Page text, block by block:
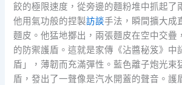
餃的極限速度，從旁邊的麵粉堆中抓起了
他用氣功般的捏製訪談手法，瞬間擴大成
麵皮。他猛地擲出，兩張麵皮在空中交疊
的防禦護盾。這就是家傳《沾醬秘笈》中
盾」，薄韌而充滿彈性。藍色離子炮光束
盾，發出了一聲像是汽水開蓋的聲音。護